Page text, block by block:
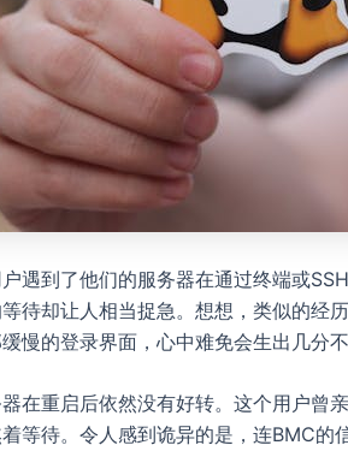
遇到了他们的服务器在通过终端或
待却让人相当捉急。想想，类似的经
慢的登录界面，心中难免会生出几分不
在重启后依然没有好转。这个用户曾
等待。令人感到诡异的是，连BMC的